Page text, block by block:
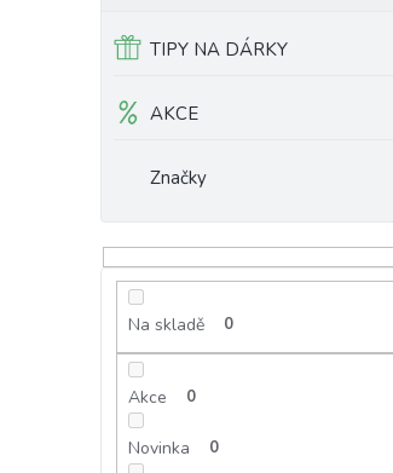
TIPY NA DÁRKY
AKCE
Značky
Na skladě 0
Akce 0
Novinka 0